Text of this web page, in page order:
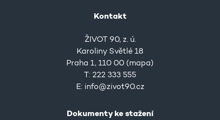
Kontakt
ŽIVOT 90, z. ú.
Karoliny Světlé 18
Praha 1, 110 00 (mapa)
T: 222 333 555
E: info@zivot90.cz
Dokumenty ke stažení